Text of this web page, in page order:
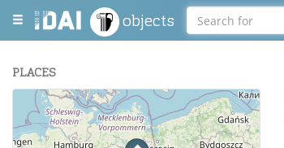
objects
PLACES
+
−